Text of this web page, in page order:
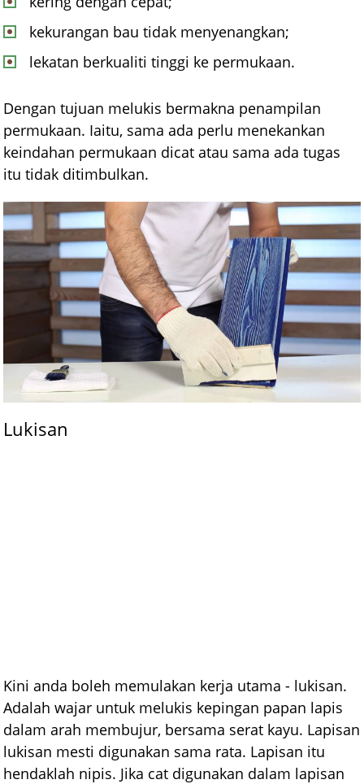
kekurangan bau tidak menyenangkan;
lekatan berkualiti tinggi ke permukaan.
Dengan tujuan melukis bermakna penampilan
permukaan. Iaitu, sama ada perlu menekankan
keindahan permukaan dicat atau sama ada tugas
itu tidak ditimbulkan.
Lukisan
Kini anda boleh memulakan kerja utama - lukisan.
Adalah wajar untuk melukis kepingan papan lapis
dalam arah membujur, bersama serat kayu. Lapisan
lukisan mesti digunakan sama rata. Lapisan itu
hendaklah nipis. Jika cat digunakan dalam lapisan